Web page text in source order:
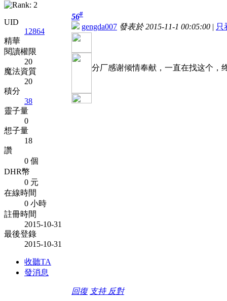
UID
12864
精華
閱讀權限
20
魔法資質
20
積分
38
靈子量
0
想子量
18
讚
0 個
DHR幣
0 元
在線時間
0 小時
註冊時間
2015-10-31
最後登錄
2015-10-31
收聽TA
發消息
56#
gengda007 發表於 2015-11-1 00:05:00 | 只
分厂感谢倾情奉献，一直在找这个，
回復 支持 反對